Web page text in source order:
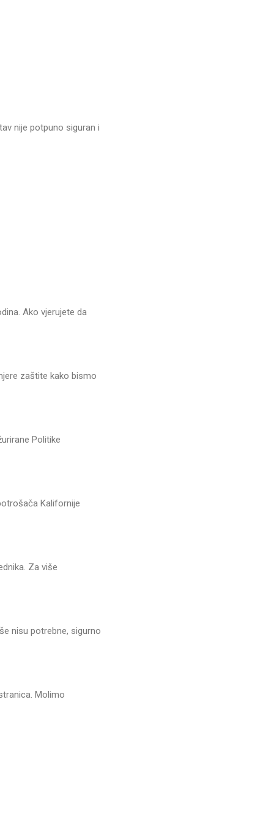
nije potpuno siguran i
Ako vjerujete da
zaštite kako bismo
Politike
Kalifornije
Za više
nisu potrebne, sigurno
Molimo